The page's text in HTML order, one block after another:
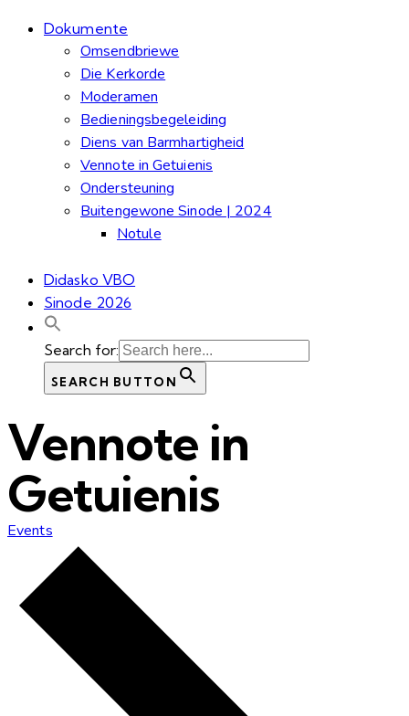
Dokumente
Omsendbriewe
Die Kerkorde
Moderamen
Bedieningsbegeleiding
Diens van Barmhartigheid
Vennote in Getuienis
Ondersteuning
Buitengewone Sinode | 2024
Notule
Didasko VBO
Sinode 2026
Search for:
SEARCH BUTTON
Vennote in
Getuienis
Events